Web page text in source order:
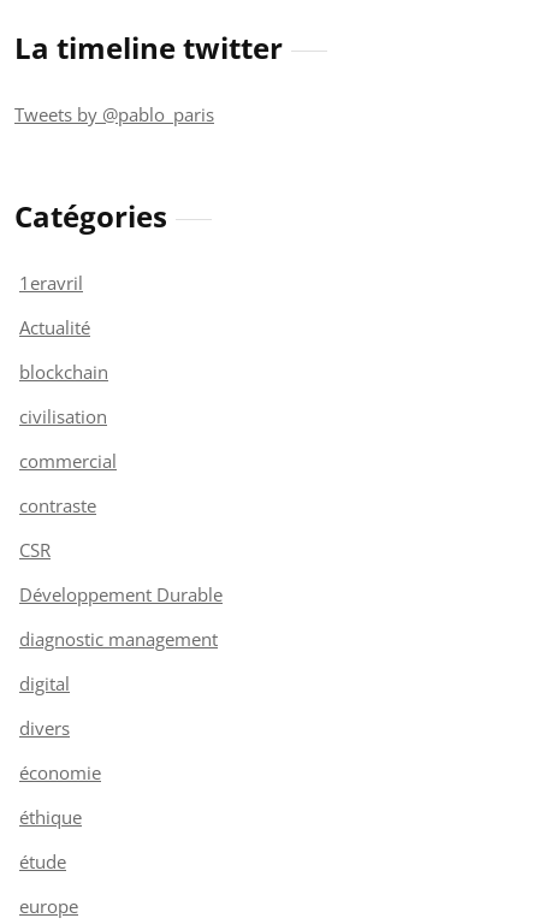
La timeline twitter
Tweets by @pablo_paris
Catégories
1eravril
Actualité
blockchain
civilisation
commercial
contraste
CSR
Développement Durable
diagnostic management
digital
divers
économie
éthique
étude
europe